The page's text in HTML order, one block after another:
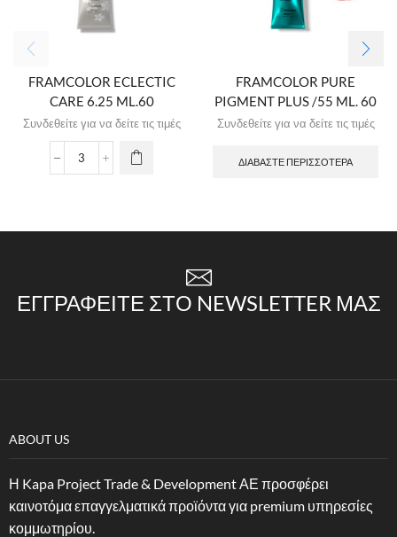
FRAMCOLOR ECLECTIC
CARE 6.25 ML.60
Συνδεθείτε για να δείτε τις τιμές
FRAMCOLOR PURE
PIGMENT PLUS /55 ML. 60
Συνδεθείτε για να δείτε τις τιμές
ΔΙΑΒΆΣΤΕ ΠΕΡΙΣΣΌΤΕΡΑ
ΕΓΓΡΑΦΕΊΤΕ ΣΤΟ NEWSLETTER ΜΑΣ
ABOUT US
Η Kapa Project Trade & Development ΑΕ προσφέρει
καινοτόμα επαγγελματικά προϊόντα για premium υπηρεσίες
κομμωτηρίου.